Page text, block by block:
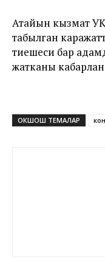
Атайын кызмат
табылган
тиешеси бар
жатканы
ОКШОШ ТЕМАЛАР